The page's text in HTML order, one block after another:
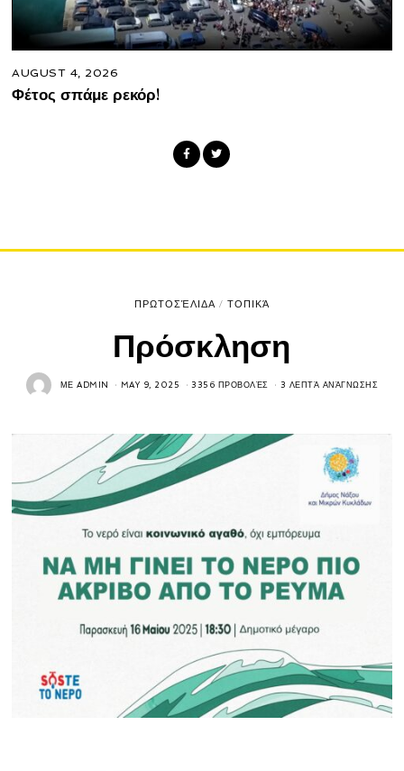
AUGUST 4, 2026
Φέτος σπάμε ρεκόρ!
ΠΡΩΤΟΣΈΛΙΔΑ / ΤΟΠΙΚΆ
Πρόσκληση
ΜΕADMIN MAY 9, 2025 3356 ΠΡΟΒΟΛΈΣ 3 ΛΕΠΤΆ ΑΝΆΓΝΩΣΗΣ